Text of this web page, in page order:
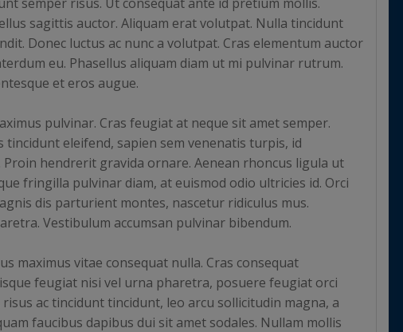
sagittis auctor. Aliquam erat volutpat. Nulla tincidunt
Donec luctus ac nunc a volutpat. Cras elementum auctor
eu. Phasellus aliquam diam ut mi pulvinar rutrum.
et eros augue.
pulvinar. Cras feugiat at neque sit amet semper.
tincidunt eleifend, sapien sem venenatis turpis, id
hendrerit gravida ornare. Aenean rhoncus ligula ut
fringilla pulvinar diam, at euismod odio ultricies id. Orci
dis parturient montes, nascetur ridiculus mus.
Vestibulum accumsan pulvinar bibendum.
maximus vitae consequat nulla. Cras consequat
feugiat nisi vel urna pharetra, posuere feugiat orci
ac tincidunt tincidunt, leo arcu sollicitudin magna, a
faucibus dapibus dui sit amet sodales. Nullam mollis